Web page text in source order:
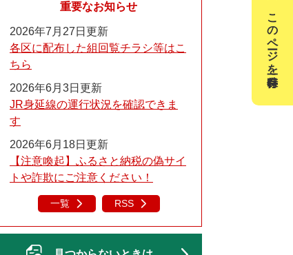
重要なお知らせ
2026年7月27日更新
各区に配布した組回覧チラシ等はこ
ちら
2026年6月3日更新
JR身延線の運行状況を確認できま
す
2026年6月18日更新
【注意喚起】ふるさと納税の偽サイ
トや詐欺にご注意ください！
一覧 RSS
このページを一時保存